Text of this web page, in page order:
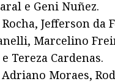
e Geni Nuñez.
Jefferson da
Marcelino
Tereza Cardenas.
Adriano Moraes,